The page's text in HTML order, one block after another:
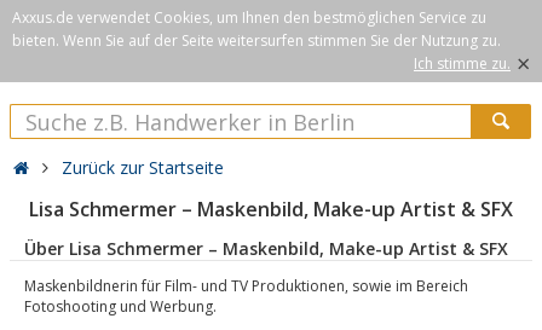
Axxus.de verwendet Cookies, um Ihnen den bestmöglichen Service zu
bieten. Wenn Sie auf der Seite weitersurfen stimmen Sie der Nutzung zu.
Ich stimme zu. ×
Zurück zur Startseite
Lisa Schmermer – Maskenbild, Make-up Artist & SFX
Über Lisa Schmermer – Maskenbild, Make-up Artist & SFX
Maskenbildnerin für Film- und TV Produktionen, sowie im Bereich
Fotoshooting und Werbung.